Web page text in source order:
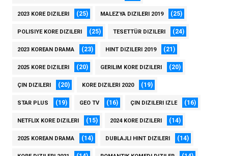
2023 KORE DIZILERI (25) MALEZYA DIZILERI 2019 (25)
POLISIYE KORE DIZILERI (25) TESETTÜR DIZILERI (24)
2023 KOREAN DRAMA (23) HINT DIZILERI 2019 (21)
2025 KORE DIZILERI (20) GERILIM KORE DIZILERI (20)
ÇIN DIZILERI (20) KORE DIZILERI 2020 (19)
STAR PLUS (19) GEO TV (16) ÇIN DIZILERI IZLE (16)
NETFLIX KORE DIZILERI (15) 2024 KORE DIZILERI (14)
2025 KOREAN DRAMA (14) DUBLAJLI HINT DIZILERI (14)